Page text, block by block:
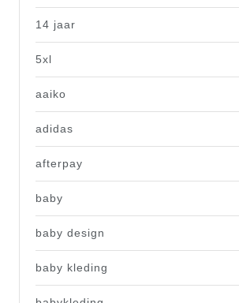
14 jaar
5xl
aaiko
adidas
afterpay
baby
baby design
baby kleding